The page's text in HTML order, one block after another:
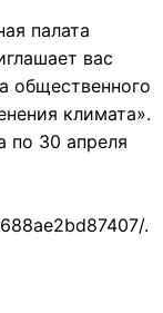
палата
вас
общественного
климата».
по 30 апреля
.